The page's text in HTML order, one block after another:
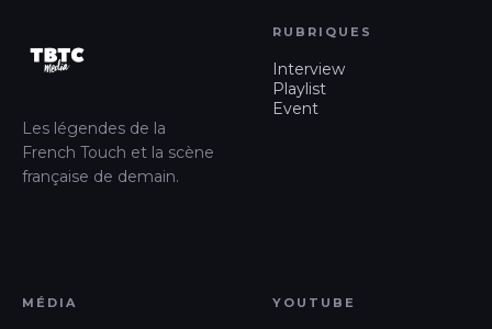
Les légendes de la
French Touch et la scène
française de demain.
RUBRIQUES
Interview
Playlist
Event
MÉDIA YOUTUBE